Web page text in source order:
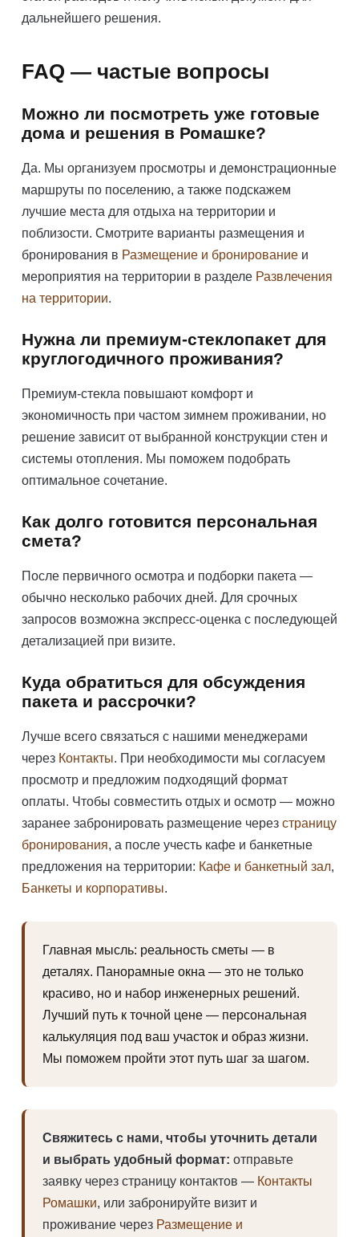
дальнейшего решения.
FAQ — частые вопросы
Можно ли посмотреть уже готовые
дома и решения в Ромашке?
Да. Мы организуем просмотры и демонстрационные
маршруты по поселению, а также подскажем
лучшие места для отдыха на территории и
поблизости. Смотрите варианты размещения и
бронирования в Размещение и бронирование и
мероприятия на территории в разделе Развлечения
на территории.
Нужна ли премиум-стеклопакет для
круглогодичного проживания?
Премиум-стекла повышают комфорт и
экономичность при частом зимнем проживании, но
решение зависит от выбранной конструкции стен и
системы отопления. Мы поможем подобрать
оптимальное сочетание.
Как долго готовится персональная
смета?
После первичного осмотра и подборки пакета —
обычно несколько рабочих дней. Для срочных
запросов возможна экспресс-оценка с последующей
детализацией при визите.
Куда обратиться для обсуждения
пакета и рассрочки?
Лучше всего связаться с нашими менеджерами
через Контакты. При необходимости мы согласуем
просмотр и предложим подходящий формат
оплаты. Чтобы совместить отдых и осмотр — можно
заранее забронировать размещение через страницу
бронирования, а после учесть кафе и банкетные
предложения на территории: Кафе и банкетный зал,
Банкеты и корпоративы.
Главная мысль: реальность сметы — в
деталях. Панорамные окна — это не только
красиво, но и набор инженерных решений.
Лучший путь к точной цене — персональная
калькуляция под ваш участок и образ жизни.
Мы поможем пройти этот путь шаг за шагом.
Свяжитесь с нами, чтобы уточнить детали
и выбрать удобный формат: отправьте
заявку через страницу контактов — Контакты
Ромашки, или забронируйте визит и
проживание через Размещение и